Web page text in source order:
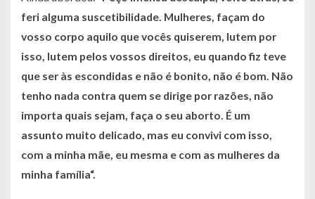
feri alguma suscetibilidade. Mulheres, façam do
vosso corpo aquilo que vocês quiserem, lutem por
isso, lutem pelos vossos direitos, eu quando fiz teve
que ser às escondidas e não é bonito, não é bom. Não
tenho nada contra quem se dirige por razões, não
importa quais sejam, faça o seu aborto. É um
assunto muito delicado, mas eu convivi com isso,
com a minha mãe, eu mesma e com as mulheres da
minha família“.